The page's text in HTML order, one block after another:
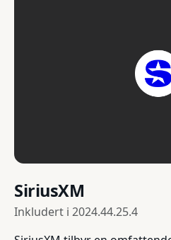
SiriusXM
Inkludert i 2024.44.25.4